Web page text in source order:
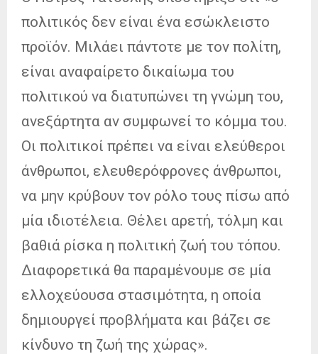
πολιτικός δεν είναι ένα εσώκλειστο
προϊόν. Μιλάει πάντοτε με τον πολίτη,
είναι αναφαίρετο δικαίωμα του
πολιτικού να διατυπώνει τη γνώμη του,
ανεξάρτητα αν συμφωνεί το κόμμα του.
Οι πολιτικοί πρέπει να είναι ελεύθεροι
άνθρωποι, ελευθερόφρονες άνθρωποι,
να μην κρύβουν τον ρόλο τους πίσω από
μία ιδιοτέλεια. Θέλει αρετή, τόλμη και
βαθιά ρίσκα η πολιτική ζωή του τόπου.
Διαφορετικά θα παραμένουμε σε μία
ελλοχεύουσα στασιμότητα, η οποία
δημιουργεί προβλήματα και βάζει σε
κίνδυνο τη ζωή της χώρας».